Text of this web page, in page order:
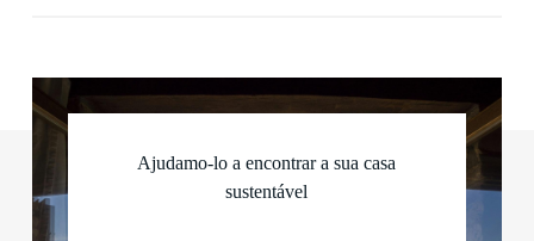
Ajudamo-lo a encontrar a sua casa
sustentável